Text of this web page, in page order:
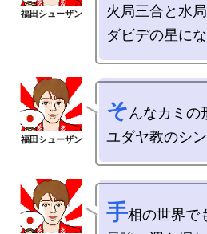
火局三合と水
そんなカミの
手相の世界で